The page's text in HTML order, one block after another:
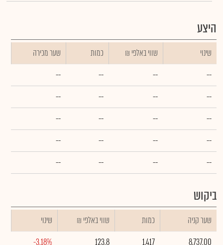
היצע
שינוי ₪ שווי באלפי כמות
שער מכירה
--
--
--
--
--
--
--
--
--
--
--
--
--
--
--
--
--
--
--
--
ביקוש
שער קניה כמות ₪ שווי באלפי
שינוי
8,737.00
1,417
123.8
-3.18%